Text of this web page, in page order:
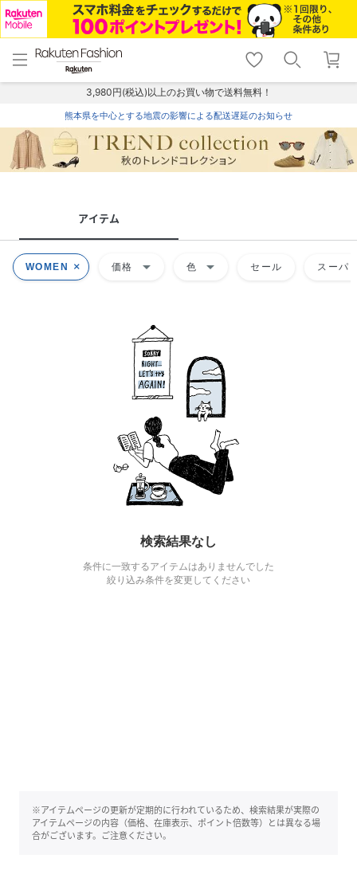
menu home
トップ
shopping_cart lock_outline
ログイン
3,980円(税込)以上のお買い物で送料無料！
熊本県を中心とする地震の影響による配送遅延のお知らせ
アイテム
WOMEN 価格 arrow_drop_down 色 arrow_drop_down セール スーパ
検索結果なし
条件に一致するアイテムはありませんでした
絞り込み条件を変更してください
※アイテムページの更新が定期的に行われているため、検索結果が実際の
アイテムページの内容（価格、在庫表示、ポイント倍数等）とは異なる場
合がございます。ご注意ください。